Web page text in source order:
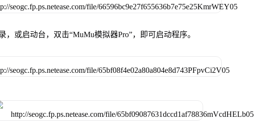
，或启动台，双击“MuMu模拟器Pro”，即可启动程序。